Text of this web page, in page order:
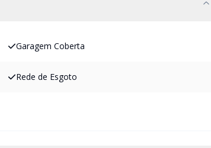
Garagem Coberta
Rede de Esgoto